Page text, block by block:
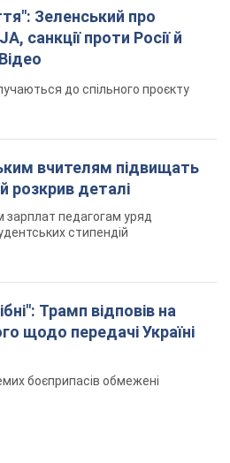
Зеленський про
санкції проти Росії й
до спільного проєкту
вчителям підвищать
розкрив деталі
педагогам уряд
стипендій
Трамп відповів на
щодо передачі Україні
боєприпасів обмежені